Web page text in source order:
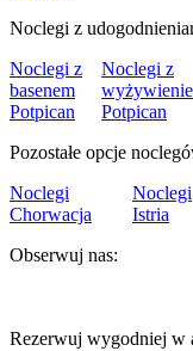
Noclegi z
Noclegi z
basenem
Potpican
Noclegi z
Potpican
Pozostałe opcje
Noclegi
Chorwacja
Noclegi
Istria
Obserwuj nas:
Rezerwuj wygodniej w